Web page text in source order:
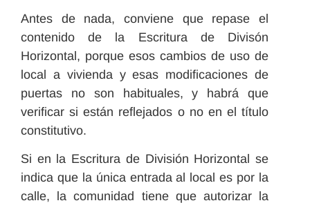
Antes de nada, conviene que repase el
contenido de la Escritura de Divisón
Horizontal, porque esos cambios de uso de
local a vivienda y esas modificaciones de
puertas no son habituales, y habrá que
verificar si están reflejados o no en el título
constitutivo.
Si en la Escritura de División Horizontal se
indica que la única entrada al local es por la
calle, la comunidad tiene que autorizar la